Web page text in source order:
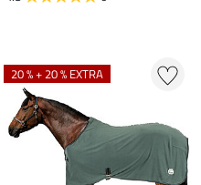
20 % + 20 % EXTRA